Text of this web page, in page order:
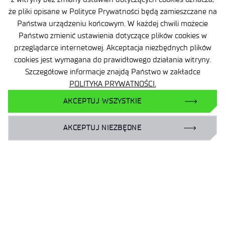
że pliki opisane w Polityce Prywatności będą zamieszczane na
Państwa urządzeniu końcowym. W każdej chwili możecie
Państwo zmienić ustawienia dotyczące plików cookies w
przeglądarce internetowej. Akceptacja niezbędnych plików
cookies jest wymagana do prawidłowego działania witryny.
Szczegółowe informacje znajdą Państwo w zakładce
POLITYKA PRYWATNOŚCI.
AKCEPTUJ WSZYSTKIE
AKCEPTUJ NIEZBĘDNE
na wszelkie Państwa pytania.
Artur Miros
Dyrektor Centrum
32 258 13 73 wew. 119